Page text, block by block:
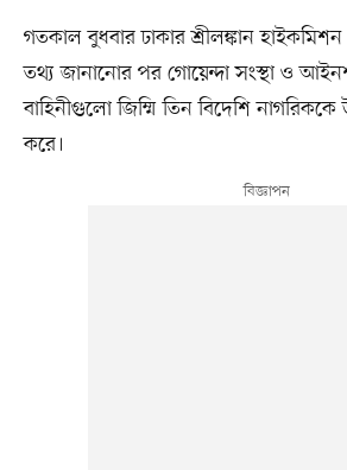
গতকাল বুধবার ঢাকার শ্রীলঙ্কান
তথ্য জানানোর পর গোয়েন্দা সংস্থা ও
বাহিনীগুলো জিম্মি তিন বিদেশি
করে।